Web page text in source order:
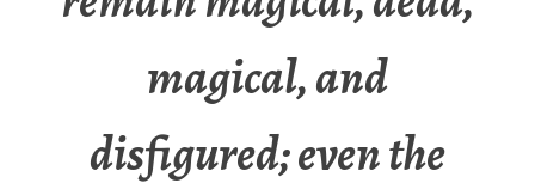
magical, and
disfigured; even the